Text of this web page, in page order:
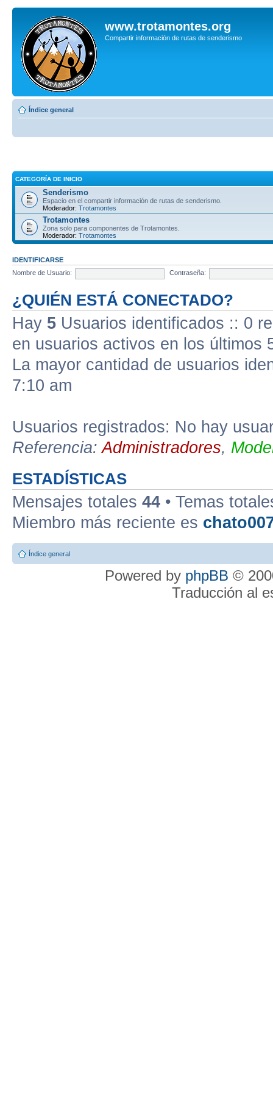
www.trotamontes.org
Compartir información de rutas de senderismo
Índice general
CATEGORÍA DE INICIO
Senderismo
Espacio en el compartir información de rutas de senderismo.
Moderador: Trotamontes
Trotamontes
Zona solo para componentes de Trotamontes.
Moderador: Trotamontes
IDENTIFICARSE
Nombre de Usuario:
Contraseña:
¿QUIÉN ESTÁ CONECTADO?
Hay 5 Usuarios identificados :: 0
en usuarios activos en los últimos
La mayor cantidad de usuarios
7:10 am
Usuarios registrados: No hay
Referencia:Administradores,
ESTADÍSTICAS
Mensajes totales 44 • Temas
Miembro más reciente es
Índice general
Powered by phpBB ©
Traducción al